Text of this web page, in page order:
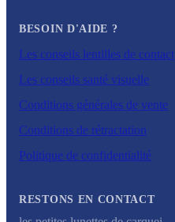
BESOIN D'AIDE ?
Les conseils lentilles de contact
Les conseils santé visuelle
Conditions générales de vente
Conditions de rétractation
Politique de confidentialité
RESTONS EN CONTACT